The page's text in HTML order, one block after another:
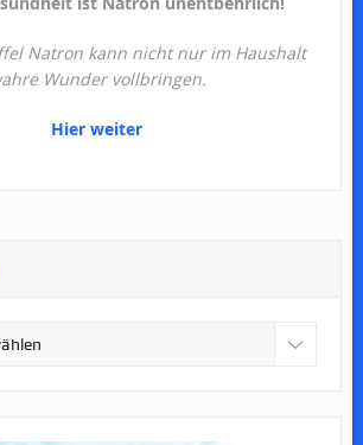
Natron kann nicht nur im Haushalt
Wunder vollbringen.
Hier weiter